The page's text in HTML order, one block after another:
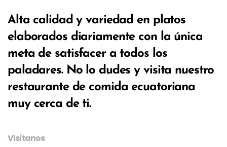
Alta calidad y variedad en platos
elaborados diariamente con la única
meta de satisfacer a todos los
paladares. No lo dudes y visita nuestro
restaurante de comida ecuatoriana
muy cerca de ti.
Visítanos